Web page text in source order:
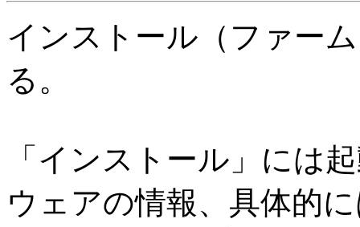
インストール（ファー
る。
「インストール」には
ウェアの情報、具体的